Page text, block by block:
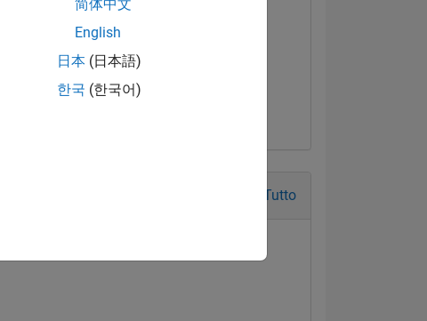
Tutto
简体中文
English
日本 (日本語)
한국 (한국어)